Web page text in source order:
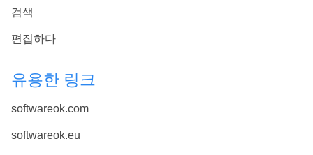
검색
편집하다
유용한 링크
softwareok.com
softwareok.eu